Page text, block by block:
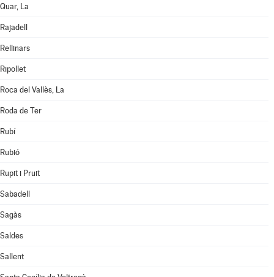
Quar, La
Rajadell
Rellinars
Ripollet
Roca del Vallès, La
Roda de Ter
Rubí
Rubió
Rupit i Pruit
Sabadell
Sagàs
Saldes
Sallent